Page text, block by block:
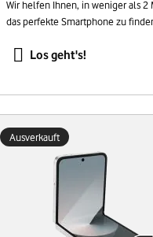
Wir helfen Ihnen, in weniger als 2
das perfekte Smartphone zu
Los geht's!
Ausverkauft